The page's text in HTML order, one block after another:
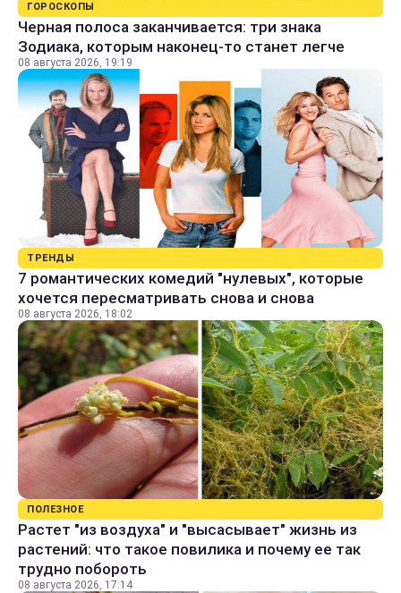
ГОРОСКОПЫ
Черная полоса заканчивается: три знака
Зодиака, которым наконец-то станет легче
08 августа 2026, 19:19
ТРЕНДЫ
7 романтических комедий "нулевых", которые
хочется пересматривать снова и снова
08 августа 2026, 18:02
ПОЛЕЗНОЕ
Растет "из воздуха" и "высасывает" жизнь из
растений: что такое повилика и почему ее так
трудно побороть
08 августа 2026, 17:14